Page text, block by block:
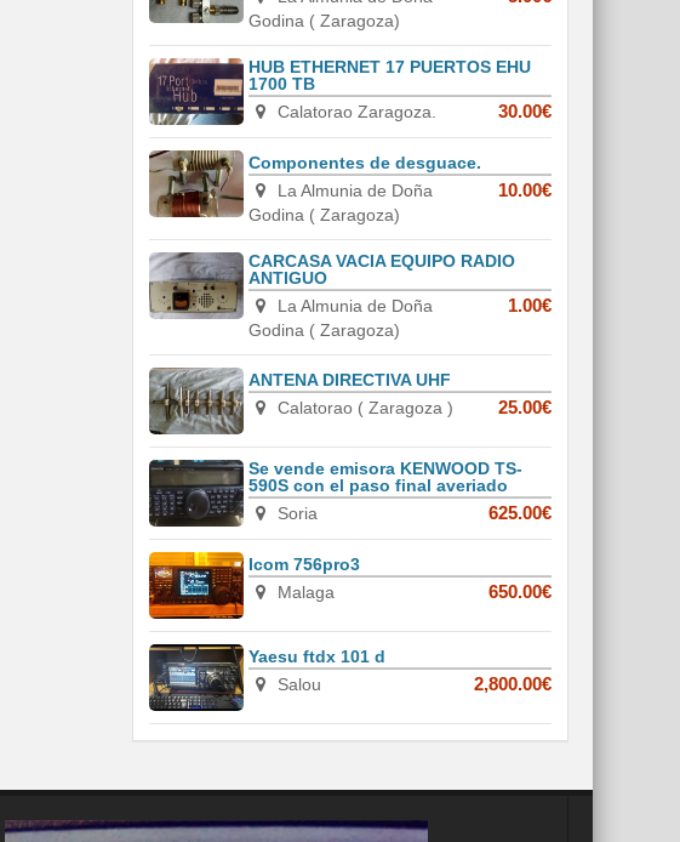
Godina ( Zaragoza)
HUB ETHERNET 17 PUERTOS EHU
1700 TB
Calatorao Zaragoza.
30.00€
Componentes de desguace.
La Almunia de Doña
Godina ( Zaragoza)
10.00€
CARCASA VACIA EQUIPO RADIO
ANTIGUO
La Almunia de Doña
Godina ( Zaragoza)
1.00€
ANTENA DIRECTIVA UHF
Calatorao ( Zaragoza )
25.00€
Se vende emisora KENWOOD TS-
590S con el paso final averiado
Soria
625.00€
Icom 756pro3
Malaga
650.00€
Yaesu ftdx 101 d
Salou
2,800.00€